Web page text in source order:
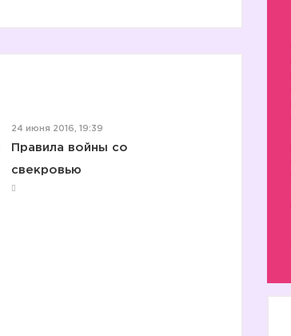
24 июня 2016, 19:39
Правила войны со
свекровью